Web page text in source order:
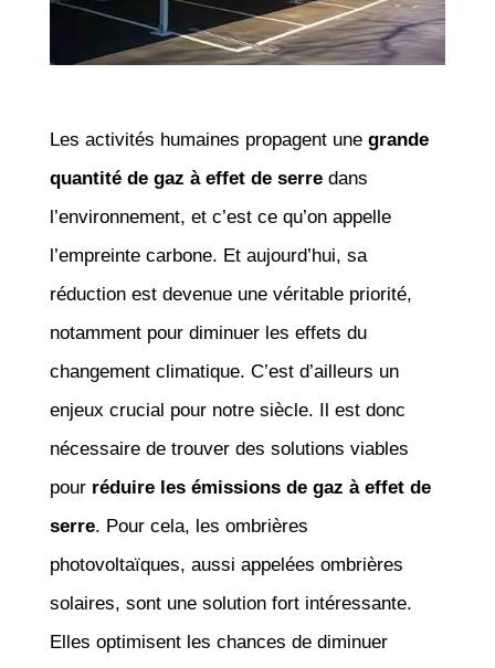
Les activités humaines propagent une grande
quantité de gaz à effet de serredans
l’environnement, et c’est ce qu’on appelle
l’empreinte carbone. Et aujourd’hui, sa
réduction est devenue une véritable priorité,
notamment pour diminuer les effets du
changement climatique. C’est d’ailleurs un
enjeux crucial pour notre siècle. Il est donc
nécessaire de trouver des solutions viables
pour réduire les émissions de gaz à effet de
serre. Pour cela, les ombrières
photovoltaïques, aussi appelées ombrières
solaires, sont une solution fort intéressante.
Elles optimisent les chances de diminuer